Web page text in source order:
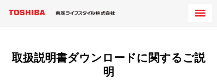
取扱説明書ダウンロードに関するご説
明